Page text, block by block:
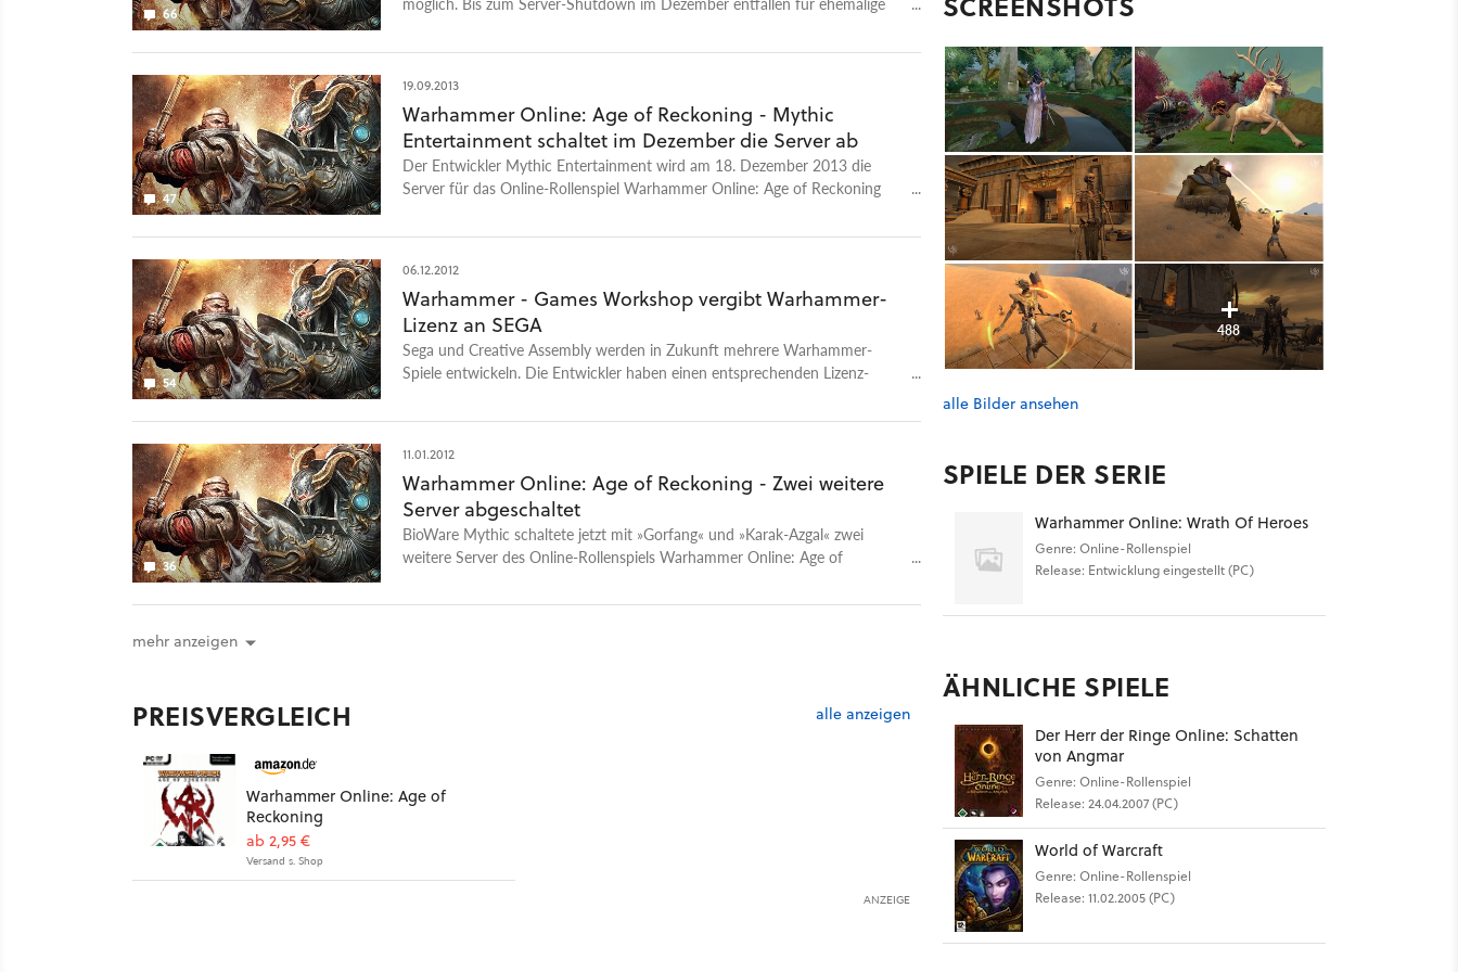
66
47
19.09.2013
Warhammer Online: Age of Reckoning - Mythic
Entertainment schaltet im Dezember die Server ab
Der Entwickler Mythic Entertainment wird am 18. Dezember 2013 die
Server für das Online-Rollenspiel Warhammer Online: Age of Reckoning
54
06.12.2012
Warhammer - Games Workshop vergibt Warhammer-
Lizenz an SEGA
Sega und Creative Assembly werden in Zukunft mehrere Warhammer-
Spiele entwickeln. Die Entwickler haben einen entsprechenden Lizenz-
36
11.01.2012
Warhammer Online: Age of Reckoning - Zwei weitere
Server abgeschaltet
BioWare Mythic schaltete jetzt mit »Gorfang« und »Karak-Azgal« zwei
weitere Server des Online-Rollenspiels Warhammer Online: Age of
mehr anzeigen
PREISVERGLEICH alle anzeigen
Warhammer Online: Age of
Reckoning
ab 2,95 €
Versand s. Shop
ANZEIGE
488
alle Bilder ansehen
SPIELE DER SERIE
Warhammer Online: Wrath Of Heroes
Genre: Online-Rollenspiel
Release: Entwicklung eingestellt (PC)
ÄHNLICHE SPIELE
Der Herr der Ringe Online: Schatten
von Angmar
Genre: Online-Rollenspiel
Release: 24.04.2007 (PC)
World of Warcraft
Genre: Online-Rollenspiel
Release: 11.02.2005 (PC)